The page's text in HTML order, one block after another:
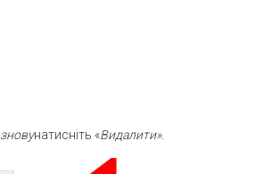
зновунатисніть «Видалити».